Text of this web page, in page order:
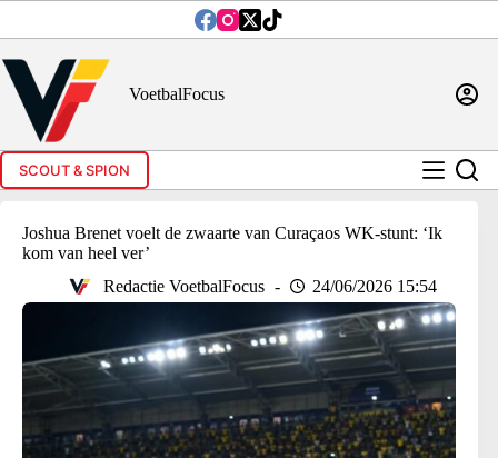
inhoud
VoetbalFocus
SCOUT & SPION
Joshua Brenet voelt de zwaarte van Curaçaos WK-stunt: ‘Ik
kom van heel ver’
Redactie VoetbalFocus
24/06/2026 15:54